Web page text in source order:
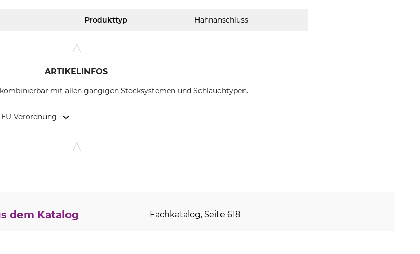
Produkttyp Hahnanschluss
ARTIKELINFOS
mit allen gängigen Stecksystemen und Schlauchtypen.
Verordnung
dem Katalog Fachkatalog, Seite 618